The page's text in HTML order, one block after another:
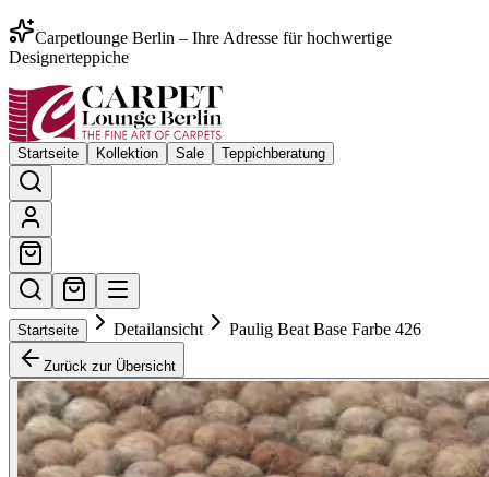
Carpetlounge Berlin – Ihre Adresse für hochwertige
Designerteppiche
Startseite Kollektion Sale Teppichberatung
Startseite Detailansicht Paulig Beat Base Farbe 426
Zurück zur Übersicht